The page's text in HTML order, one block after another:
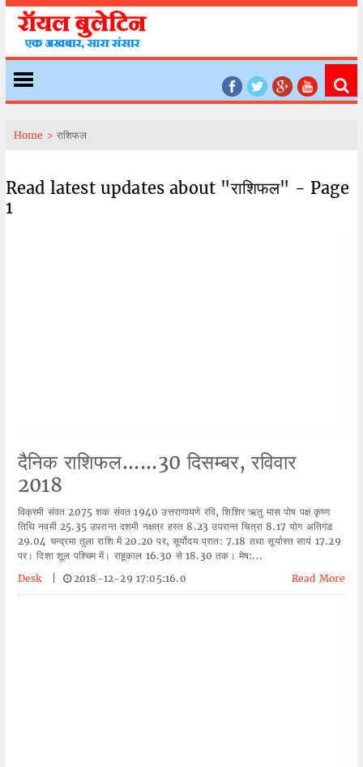
Home > राशिफल
Read latest updates about "राशिफल" - Page
1
दैनिक राशिफल......30 दिसम्बर, रविवार
2018
विक्रमी संवत 2075 शक संवत 1940 उत्तराणायणे रवि, शिशिर ऋतु मास पोष पक्ष कृष्ण
तिथि नवमी 25.35 उपरान्त दशमी नक्षत्र हस्त 8.23 उपरान्त चित्रा 8.17 योग अतिगंड
29.04 चन्द्रमा तुला राशि में 20.20 पर, सूर्योदय प्रात: 7.18 तथा सूर्यास्त सायं 17.29
पर। दिशा शूल पश्चिम में। राहूकाल 16.30 से 18.30 तक। मेष:...
Desk
2018-12-29 17:05:16.0 Read More